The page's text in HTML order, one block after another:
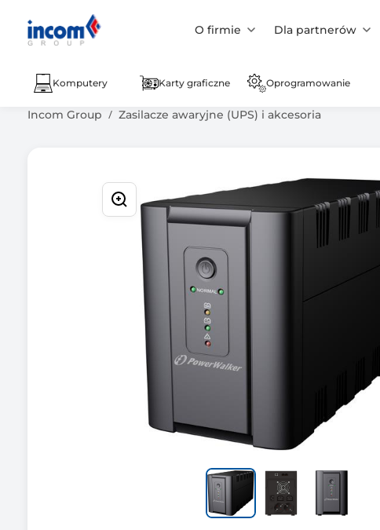
O firmie Dla partnerów
Komputery Karty graficzne Oprogramowanie
Incom Group Zasilacze awaryjne (UPS) i akcesoria